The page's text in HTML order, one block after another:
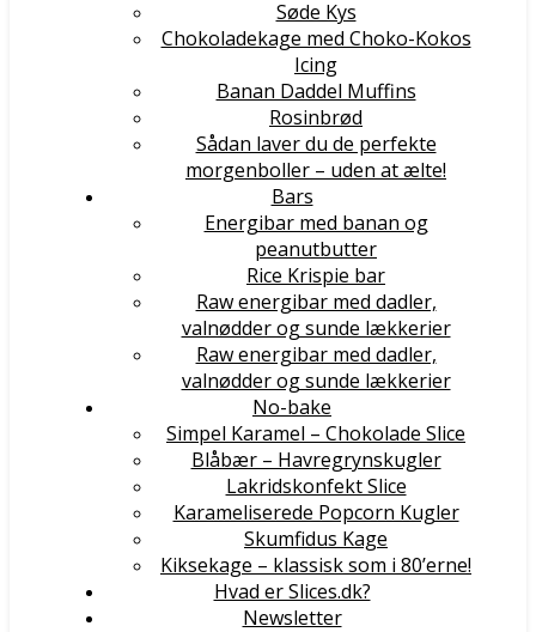
Søde Kys
Chokoladekage med Choko-Kokos
Icing
Banan Daddel Muffins
Rosinbrød
Sådan laver du de perfekte
morgenboller – uden at ælte!
Bars
Energibar med banan og
peanutbutter
Rice Krispie bar
Raw energibar med dadler,
valnødder og sunde lækkerier
Raw energibar med dadler,
valnødder og sunde lækkerier
No-bake
Simpel Karamel – Chokolade Slice
Blåbær – Havregrynskugler
Lakridskonfekt Slice
Karameliserede Popcorn Kugler
Skumfidus Kage
Kiksekage – klassisk som i 80’erne!
Hvad er Slices.dk?
Newsletter